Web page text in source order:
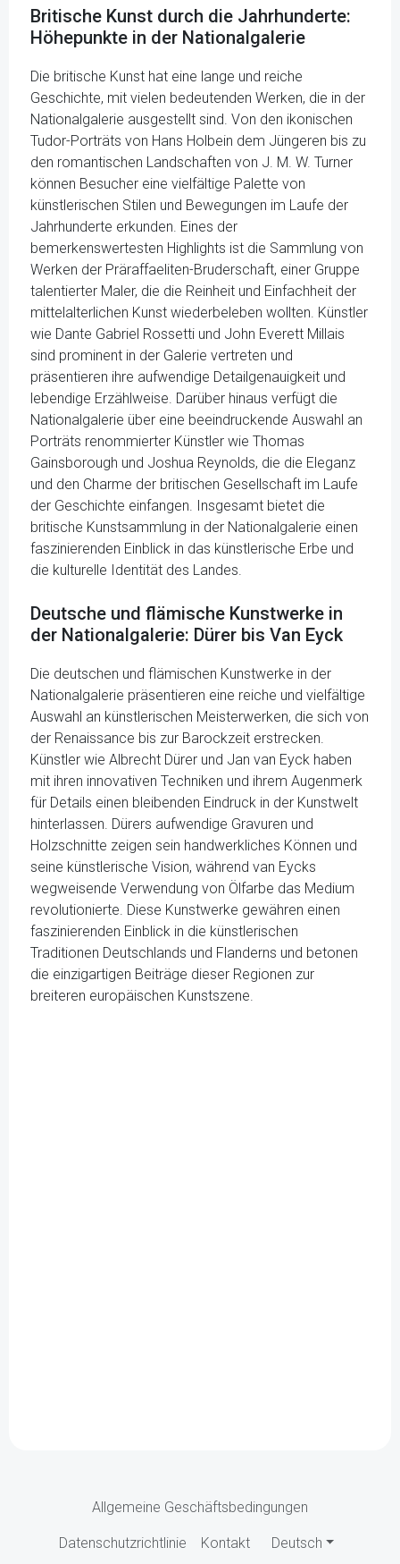
Britische Kunst durch die Jahrhunderte:
Höhepunkte in der Nationalgalerie
Die britische Kunst hat eine lange und reiche
Geschichte, mit vielen bedeutenden Werken, die in der
Nationalgalerie ausgestellt sind. Von den ikonischen
Tudor-Porträts von Hans Holbein dem Jüngeren bis zu
den romantischen Landschaften von J. M. W. Turner
können Besucher eine vielfältige Palette von
künstlerischen Stilen und Bewegungen im Laufe der
Jahrhunderte erkunden. Eines der
bemerkenswertesten Highlights ist die Sammlung von
Werken der Präraffaeliten-Bruderschaft, einer Gruppe
talentierter Maler, die die Reinheit und Einfachheit der
mittelalterlichen Kunst wiederbeleben wollten. Künstler
wie Dante Gabriel Rossetti und John Everett Millais
sind prominent in der Galerie vertreten und
präsentieren ihre aufwendige Detailgenauigkeit und
lebendige Erzählweise. Darüber hinaus verfügt die
Nationalgalerie über eine beeindruckende Auswahl an
Porträts renommierter Künstler wie Thomas
Gainsborough und Joshua Reynolds, die die Eleganz
und den Charme der britischen Gesellschaft im Laufe
der Geschichte einfangen. Insgesamt bietet die
britische Kunstsammlung in der Nationalgalerie einen
faszinierenden Einblick in das künstlerische Erbe und
die kulturelle Identität des Landes.
Deutsche und flämische Kunstwerke in
der Nationalgalerie: Dürer bis Van Eyck
Die deutschen und flämischen Kunstwerke in der
Nationalgalerie präsentieren eine reiche und vielfältige
Auswahl an künstlerischen Meisterwerken, die sich von
der Renaissance bis zur Barockzeit erstrecken.
Künstler wie Albrecht Dürer und Jan van Eyck haben
mit ihren innovativen Techniken und ihrem Augenmerk
für Details einen bleibenden Eindruck in der Kunstwelt
hinterlassen. Dürers aufwendige Gravuren und
Holzschnitte zeigen sein handwerkliches Können und
seine künstlerische Vision, während van Eycks
wegweisende Verwendung von Ölfarbe das Medium
revolutionierte. Diese Kunstwerke gewähren einen
faszinierenden Einblick in die künstlerischen
Traditionen Deutschlands und Flanderns und betonen
die einzigartigen Beiträge dieser Regionen zur
breiteren europäischen Kunstszene.
Allgemeine Geschäftsbedingungen
Datenschutzrichtlinie Kontakt Deutsch